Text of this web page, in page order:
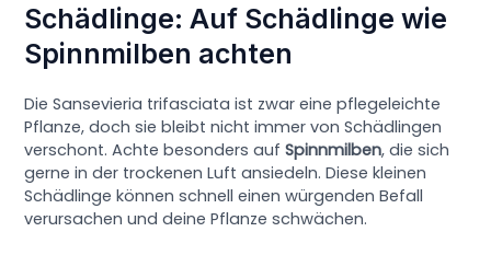
Schädlinge: Auf Schädlinge wie
Spinnmilben achten
Die Sansevieria trifasciata ist zwar eine pflegeleichte
Pflanze, doch sie bleibt nicht immer von Schädlingen
verschont. Achte besonders aufSpinnmilben, die sich
gerne in der trockenen Luft ansiedeln. Diese kleinen
Schädlinge können schnell einen würgenden Befall
verursachen und deine Pflanze schwächen.